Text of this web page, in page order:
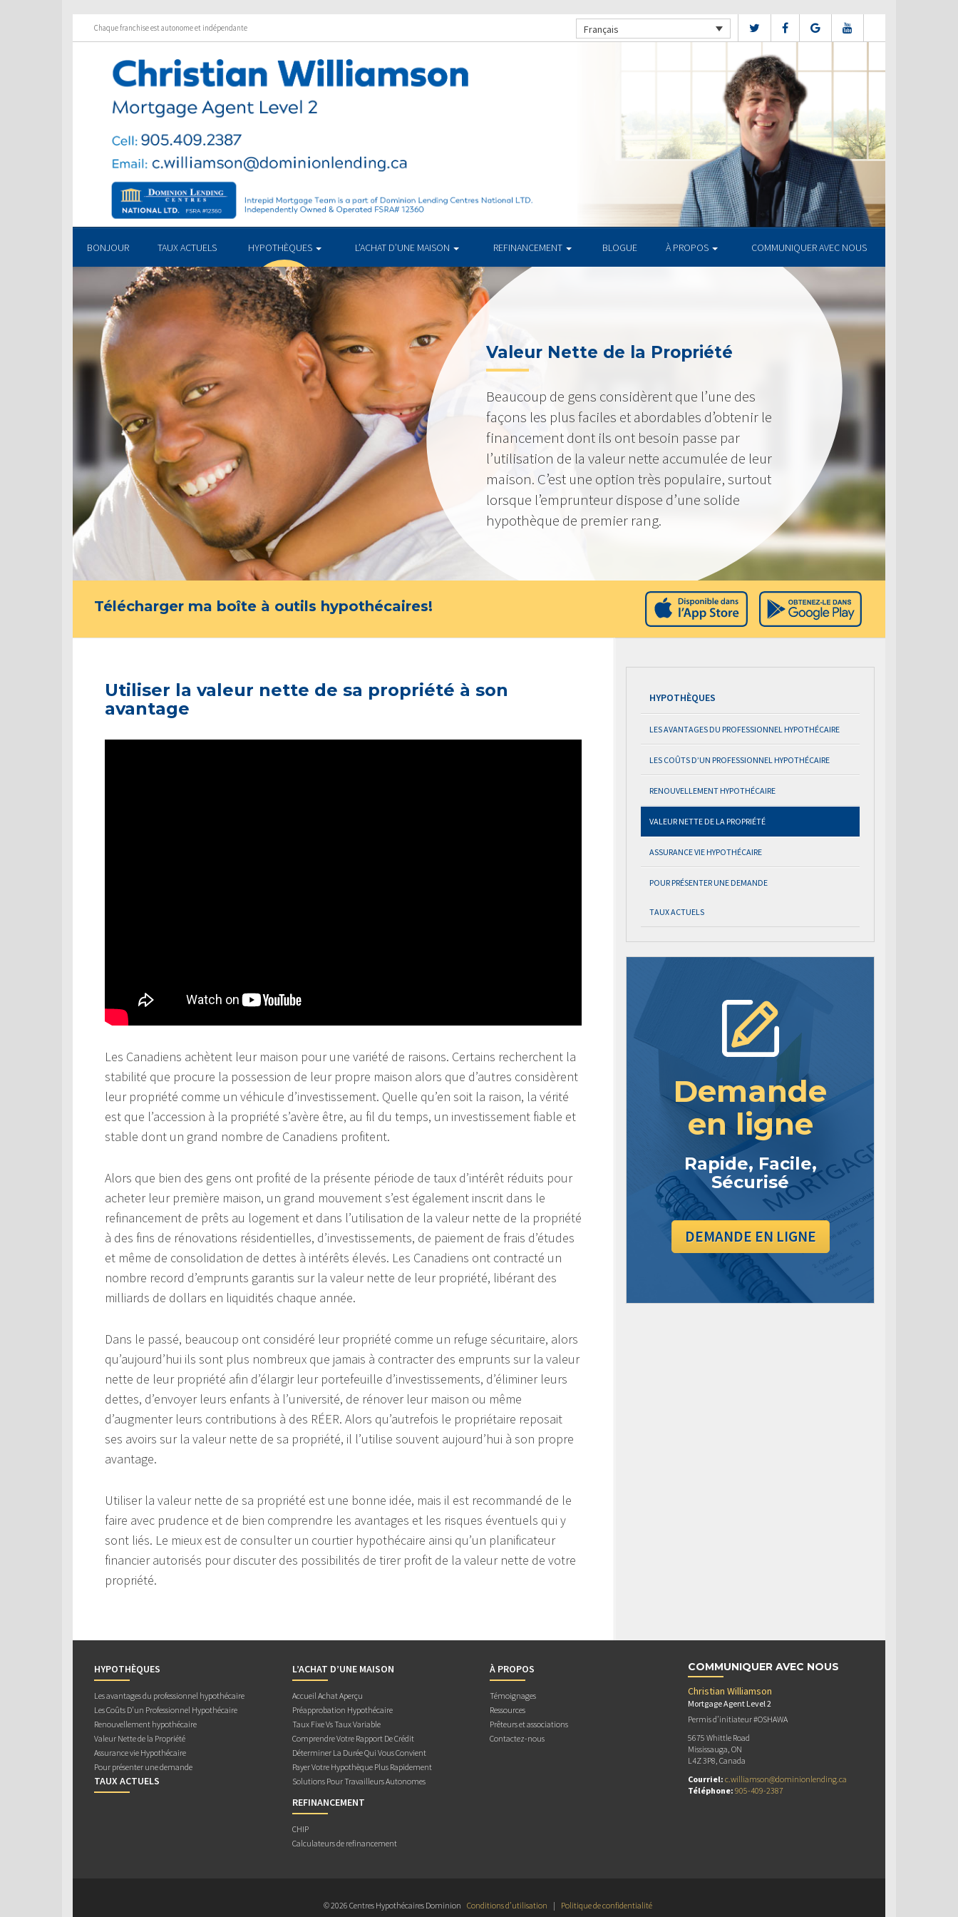
Chaque franchise est autonome et indépendante Français
BONJOUR TAUX ACTUELS HYPOTHÈQUES L’ACHAT D’UNE MAISON REFINANCEMENT BLOGUE À PROPOS COMMUNIQUER AVEC NOUS
Valeur Nette de la Propriété
Beaucoup de gens considèrent que l’une des
façons les plus faciles et abordables d’obtenir le
financement dont ils ont besoin passe par
l’utilisation de la valeur nette accumulée de leur
maison. C’est une option très populaire, surtout
lorsque l’emprunteur dispose d’une solide
hypothèque de premier rang.
Télécharger ma boîte à outils hypothécaires!
Utiliser la valeur nette de sa propriété à son
avantage
Les Canadiens achètent leur maison pour une variété de raisons. Certains recherchent la
stabilité que procure la possession de leur propre maison alors que d’autres considèrent
leur propriété comme un véhicule d’investissement. Quelle qu’en soit la raison, la vérité
est que l’accession à la propriété s’avère être, au fil du temps, un investissement fiable et
stable dont un grand nombre de Canadiens profitent.
Alors que bien des gens ont profité de la présente période de taux d’intérêt réduits pour
acheter leur première maison, un grand mouvement s’est également inscrit dans le
refinancement de prêts au logement et dans l’utilisation de la valeur nette de la propriété
à des fins de rénovations résidentielles, d’investissements, de paiement de frais d’études
et même de consolidation de dettes à intérêts élevés. Les Canadiens ont contracté un
nombre record d’emprunts garantis sur la valeur nette de leur propriété, libérant des
milliards de dollars en liquidités chaque année.
Dans le passé, beaucoup ont considéré leur propriété comme un refuge sécuritaire, alors
qu’aujourd’hui ils sont plus nombreux que jamais à contracter des emprunts sur la valeur
nette de leur propriété afin d’élargir leur portefeuille d’investissements, d’éliminer leurs
dettes, d’envoyer leurs enfants à l’université, de rénover leur maison ou même
d’augmenter leurs contributions à des RÉER. Alors qu’autrefois le propriétaire reposait
ses avoirs sur la valeur nette de sa propriété, il l’utilise souvent aujourd’hui à son propre
avantage.
Utiliser la valeur nette de sa propriété est une bonne idée, mais il est recommandé de le
faire avec prudence et de bien comprendre les avantages et les risques éventuels qui y
sont liés. Le mieux est de consulter un courtier hypothécaire ainsi qu’un planificateur
financier autorisés pour discuter des possibilités de tirer profit de la valeur nette de votre
propriété.
HYPOTHÈQUES
LES AVANTAGES DU PROFESSIONNEL HYPOTHÉCAIRE
LES COÛTS D’UN PROFESSIONNEL HYPOTHÉCAIRE
RENOUVELLEMENT HYPOTHÉCAIRE
VALEUR NETTE DE LA PROPRIÉTÉ
ASSURANCE VIE HYPOTHÉCAIRE
POUR PRÉSENTER UNE DEMANDE
TAUX ACTUELS
Demande
en ligne
Rapide, Facile,
Sécurisé
DEMANDE EN LIGNE
HYPOTHÈQUES
Les avantages du professionnel hypothécaire
Les Coûts D’un Professionnel Hypothécaire
Renouvellement hypothécaire
Valeur Nette de la Propriété
Assurance vie Hypothécaire
Pour présenter une demande
TAUX ACTUELS
L’ACHAT D’UNE MAISON
Accueil Achat Aperçu
Préapprobation Hypothécaire
Taux Fixe Vs Taux Variable
Comprendre Votre Rapport De Crédit
Déterminer La Durée Qui Vous Convient
Payer Votre Hypothèque Plus Rapidement
Solutions Pour Travailleurs Autonomes
REFINANCEMENT
CHIP
Calculateurs de refinancement
À PROPOS
Témoignages
Ressources
Prêteurs et associations
Contactez-nous
COMMUNIQUER AVEC NOUS
Christian Williamson
Mortgage Agent Level 2
Permis d’initiateur #OSHAWA
5675 Whittle Road
Mississauga, ON
L4Z 3P8, Canada
Courriel: c.williamson@dominionlending.ca
Téléphone: 905-409-2387
© 2026 Centres Hypothécaires Dominion Conditions d’utilisation | Politique de confidentialité